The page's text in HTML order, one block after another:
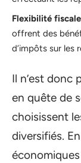
Flexibilité fiscale
offrent des
d’impôts sur les
Il n’est donc
en quête de
choisissent
diversifiés.